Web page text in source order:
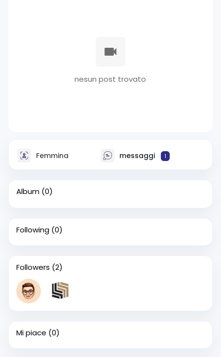
nesun post trovato
Femmina messaggi 1
Album (0)
Following (0)
Followers (2)
Mi piace (0)